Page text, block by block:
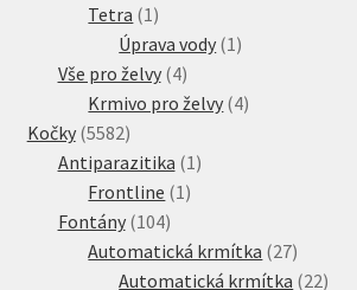
Tetra 11
produkt
Úprava vody 11
Vše pro želvy 44
produkty
Krmivo pro želvy 44
Kočky 55825582
produktů
Antiparazitika 11
Frontline 11
Fontány 104104
produktů
Automatická krmítka 2727
produktů
Automatická krmítka 2222